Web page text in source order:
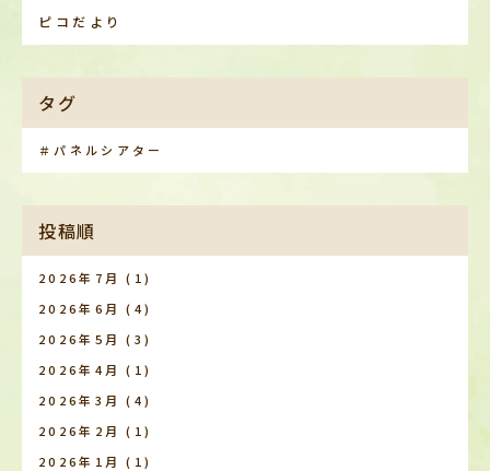
ピコだより
タグ
＃パネルシアター
投稿順
2026年7月 (1)
2026年6月 (4)
2026年5月 (3)
2026年4月 (1)
2026年3月 (4)
2026年2月 (1)
2026年1月 (1)